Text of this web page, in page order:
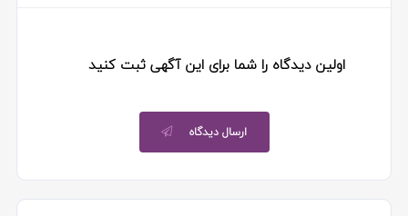
اولین دیدگاه را شما برای این آگهی ثبت کنید
ارسال دیدگاه